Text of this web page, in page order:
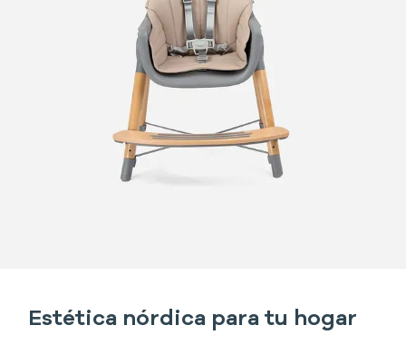
Estética nórdica para tu hogar